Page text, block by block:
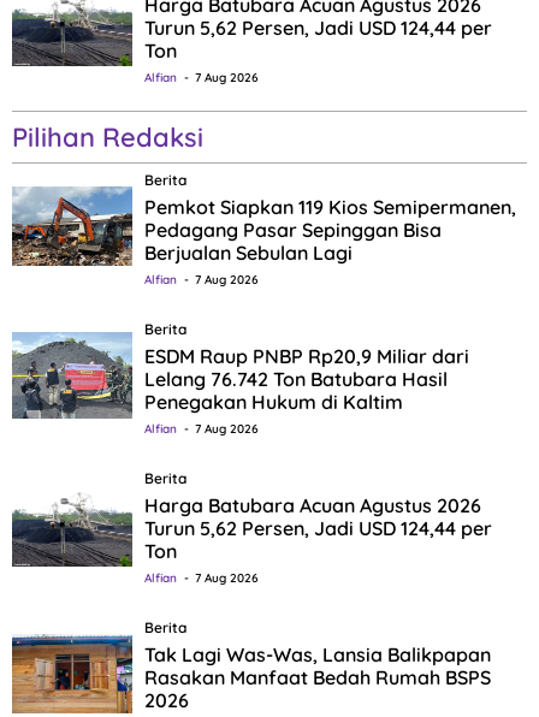
Harga Batubara Acuan Agustus 2026
Turun 5,62 Persen, Jadi USD 124,44 per
Ton
Alfian 7 Aug 2026
Pilihan Redaksi
Berita
Pemkot Siapkan 119 Kios Semipermanen,
Pedagang Pasar Sepinggan Bisa
Berjualan Sebulan Lagi
Alfian 7 Aug 2026
Berita
ESDM Raup PNBP Rp20,9 Miliar dari
Lelang 76.742 Ton Batubara Hasil
Penegakan Hukum di Kaltim
Alfian 7 Aug 2026
Berita
Harga Batubara Acuan Agustus 2026
Turun 5,62 Persen, Jadi USD 124,44 per
Ton
Alfian 7 Aug 2026
Berita
Tak Lagi Was-Was, Lansia Balikpapan
Rasakan Manfaat Bedah Rumah BSPS
2026